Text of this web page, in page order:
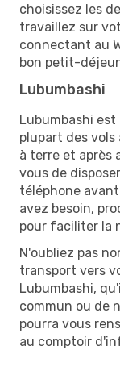
choisissez les
travaillez sur
connectant au
bon petit-
Lubumbashi
Lubumbashi est
plupart des
à terre et après
vous de
téléphone
avez besoin,
pour faciliter la
N'oubliez pas
transport vers
Lubumbashi,
commun ou de
pourra vous
au comptoir